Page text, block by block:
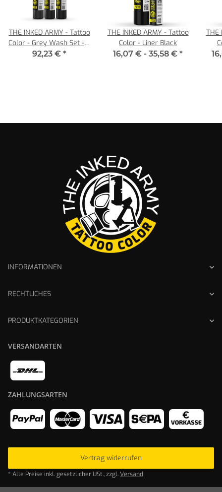
THE INKED ARMY - Tattoo
Color - Grey Wash Set - 3
x 120 ml
92,23 € *
THE INKED ARMY - Tattoo
Color - Liner Black
16,07 € - 35,58 € *
THE
INFORMATIONEN
RECHTLICHES
PRODUKTKATEGORIEN
VERSANDARTEN
ZAHLUNGSARTEN
Vertrag widerrufen
* Alle Preise inkl. gesetzlicher USt., zzgl.Versand